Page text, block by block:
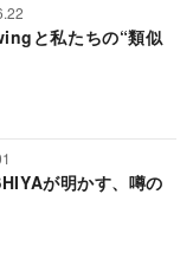
と私たちの“類似
が明かす、噂の